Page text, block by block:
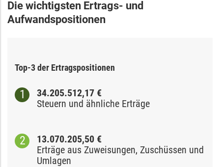
Die wichtigsten Ertrags- und
Aufwandspositionen
Top-3 der Ertragspositionen
34.205.512,17 €
Steuern und ähnliche Erträge
13.070.205,50 €
Erträge aus Zuweisungen, Zuschüssen und
Umlagen